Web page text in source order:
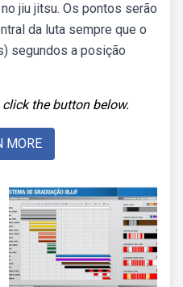
jiu jitsu. Os pontos serão
da luta sempre que o
segundos a posição
the button below.
MORE